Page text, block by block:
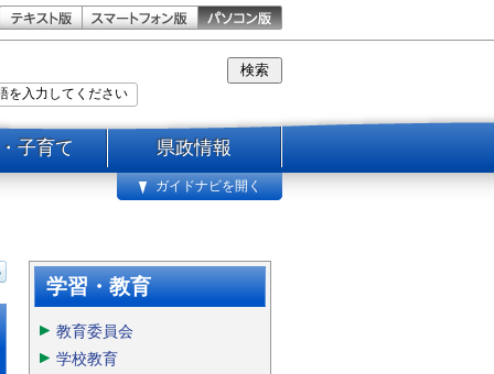
子育て 県政情報
ガイドナビを開く
学習・教育
教育委員会
学校教育